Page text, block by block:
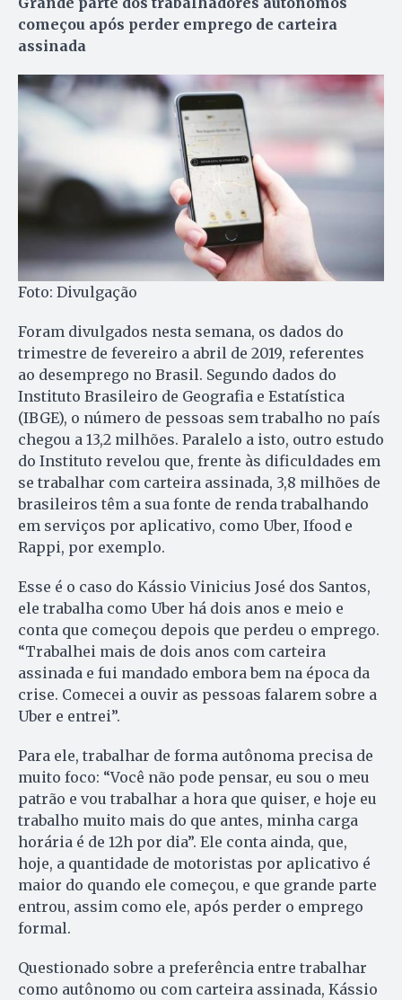
começou após perder emprego de carteira
assinada
Foto: Divulgação
Foram divulgados nesta semana, os dados do
trimestre de fevereiro a abril de 2019, referentes
ao desemprego no Brasil. Segundo dados do
Instituto Brasileiro de Geografia e Estatística
(IBGE), o número de pessoas sem trabalho no país
chegou a 13,2 milhões. Paralelo a isto, outro estudo
do Instituto revelou que, frente às dificuldades em
se trabalhar com carteira assinada, 3,8 milhões de
brasileiros têm a sua fonte de renda trabalhando
em serviços por aplicativo, como Uber, Ifood e
Rappi, por exemplo.
Esse é o caso do Kássio Vinicius José dos Santos,
ele trabalha como Uber há dois anos e meio e
conta que começou depois que perdeu o emprego.
“Trabalhei mais de dois anos com carteira
assinada e fui mandado embora bem na época da
crise. Comecei a ouvir as pessoas falarem sobre a
Uber e entrei”.
Para ele, trabalhar de forma autônoma precisa de
muito foco: “Você não pode pensar, eu sou o meu
patrão e vou trabalhar a hora que quiser, e hoje eu
trabalho muito mais do que antes, minha carga
horária é de 12h por dia”. Ele conta ainda, que,
hoje, a quantidade de motoristas por aplicativo é
maior do quando ele começou, e que grande parte
entrou, assim como ele, após perder o emprego
formal.
Questionado sobre a preferência entre trabalhar
como autônomo ou com carteira assinada, Kássio